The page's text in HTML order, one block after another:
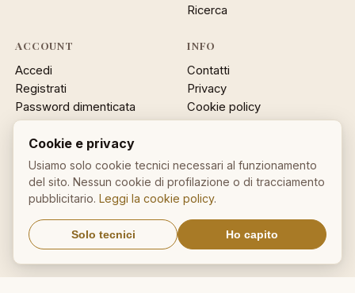
Ricerca
ACCOUNT
Accedi
Registrati
Password dimenticata
INFO
Contatti
Privacy
Cookie policy
Sitemap
NEWSLETTER
Un aforisma nella tua email
Nessuno spam. Cancellati con
Cookie e privacy
Usiamo solo cookie tecnici necessari al funzionamento
del sito. Nessun cookie di profilazione o di tracciamento
pubblicitario.Leggi la cookie policy.
Solo tecnici Ho capito